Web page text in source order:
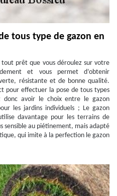
tous type de gazon en
tout prêt que vous déroulez sur votre
et vous permet d’obtenir
résistante et de bonne qualité.
pour effectuer la pose de tous types
donc avoir le choix entre le gazon
les jardins individuels ; Le gazon
davantage pour les terrains de
sensible au piétinement, mais adapté
qui imite à la perfection le gazon